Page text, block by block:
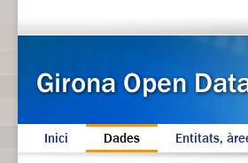
Inici Dades Entitats,